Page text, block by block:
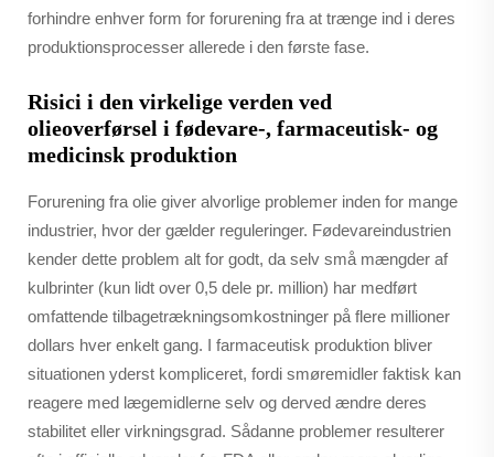
forhindre enhver form for forurening fra at trænge ind i deres
produktionsprocesser allerede i den første fase.
Risici i den virkelige verden ved
olieoverførsel i fødevare-, farmaceutisk- og
medicinsk produktion
Forurening fra olie giver alvorlige problemer inden for mange
industrier, hvor der gælder reguleringer. Fødevareindustrien
kender dette problem alt for godt, da selv små mængder af
kulbrinter (kun lidt over 0,5 dele pr. million) har medført
omfattende tilbagetrækningsomkostninger på flere millioner
dollars hver enkelt gang. I farmaceutisk produktion bliver
situationen yderst kompliceret, fordi smøremidler faktisk kan
reagere med lægemidlerne selv og derved ændre deres
stabilitet eller virkningsgrad. Sådanne problemer resulterer